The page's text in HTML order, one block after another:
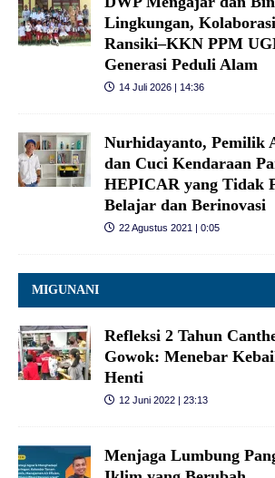
Lingkungan,
Ransiki–KKN PPM
Generasi Peduli Alam
14 Juli 2026 | 14:36
Nurhidayanto, Pemilik
dan Cuci Kendaraan
HEPICAR yang Tidak
Belajar dan Berinovasi
22 Agustus 2021 | 0:05
MIGUNANI
Refleksi 2 Tahun
Gowok: Menebar
Henti
12 Juni 2022 | 23:13
Menjaga Lumbung